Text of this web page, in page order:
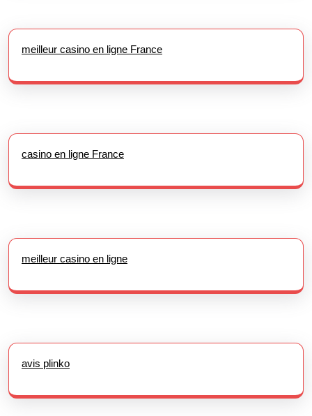
meilleur casino en ligne France
casino en ligne France
meilleur casino en ligne
avis plinko